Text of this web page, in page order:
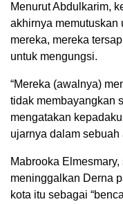
Menurut Abdulkarim,
akhirnya memutuskan
mereka, mereka
untuk mengungsi.
“Mereka (awalnya)
tidak membayangkan
mengatakan
ujarnya dalam sebuah
Mabrooka
meninggalkan Derna
kota itu sebagai